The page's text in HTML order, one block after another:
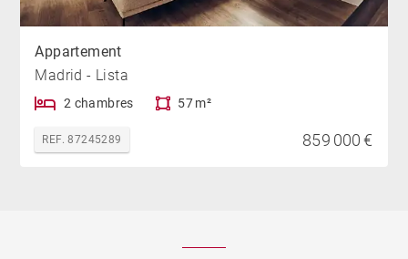
Appartement
Madrid - Lista
2 chambres 57 m²
REF. 87245289 859 000 €